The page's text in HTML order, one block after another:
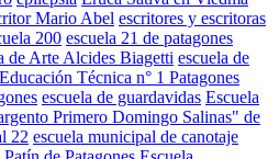
Mario Abel escritores y escritoras
200 escuela 21 de patagones
de Arte Alcides Biagetti escuela de
Técnica n° 1 Patagones
escuela de guardavidas Escuela
Primero Domingo Salinas" de
22 escuela municipal de canotaje